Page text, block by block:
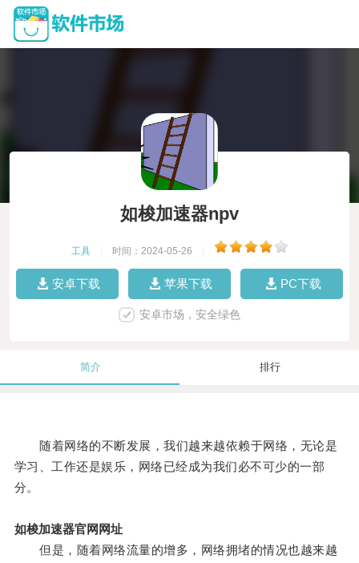
如梭加速器npv
工具 时间：2024-05-26
安卓下载 苹果下载 PC下载
安卓市场，安全绿色
简介 排行
随着网络的不断发展，我们越来越依赖于网络，无论是
学习、工作还是娱乐，网络已经成为我们必不可少的一部
分。
如梭加速器官网网址
但是，随着网络流量的增多，网络拥堵的情况也越来越